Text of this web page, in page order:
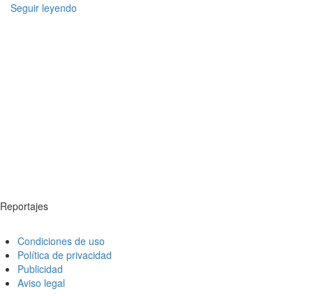
Seguir leyendo
Reportajes
Condiciones de uso
Política de privacidad
Publicidad
Aviso legal